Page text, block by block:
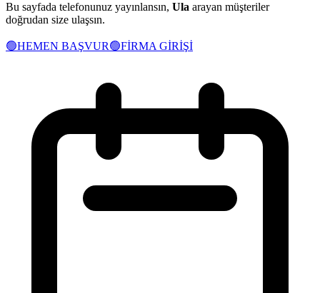
Bu sayfada telefonunuz yayınlansın, Ula arayan müşteriler
doğrudan size ulaşsın.
🟢HEMEN BAŞVUR🟢FİRMA GİRİŞİ